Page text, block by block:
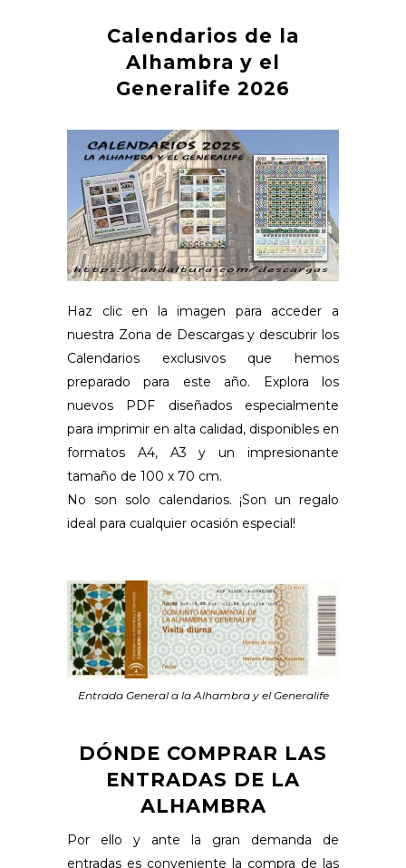
Calendarios de la
Alhambra y el
Generalife 2026
Haz clic en la imagen para acceder a
nuestra Zona de Descargas y descubrir los
Calendarios exclusivos que hemos
preparado para este año. Explora los
nuevos PDF diseñados especialmente
para imprimir en alta calidad, disponibles en
formatos A4, A3 y un impresionante
tamaño de 100 x 70 cm.
No son solo calendarios. ¡Son un regalo
ideal para cualquier ocasión especial!
Entrada General a la Alhambra y el Generalife
DÓNDE COMPRAR LAS
ENTRADAS DE LA
ALHAMBRA
Por ello y ante la gran demanda de
entradas es conveniente la compra de las